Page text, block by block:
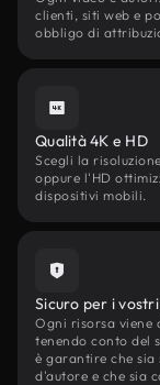
clienti, siti web e
obbligo di
Qualità 4K e HD
Scegli la
oppure l'HD
dispositivi mobili.
Sicuro per i
Ogni risorsa viene
tenendo conto del
è garantire che
d'autore e che sia